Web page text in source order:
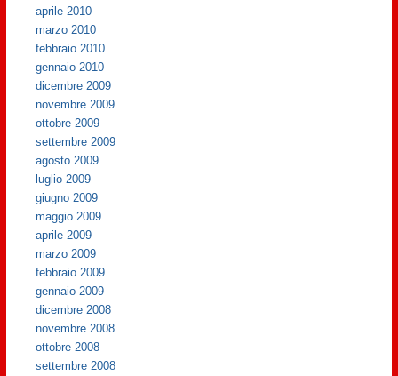
aprile 2010
marzo 2010
febbraio 2010
gennaio 2010
dicembre 2009
novembre 2009
ottobre 2009
settembre 2009
agosto 2009
luglio 2009
giugno 2009
maggio 2009
aprile 2009
marzo 2009
febbraio 2009
gennaio 2009
dicembre 2008
novembre 2008
ottobre 2008
settembre 2008